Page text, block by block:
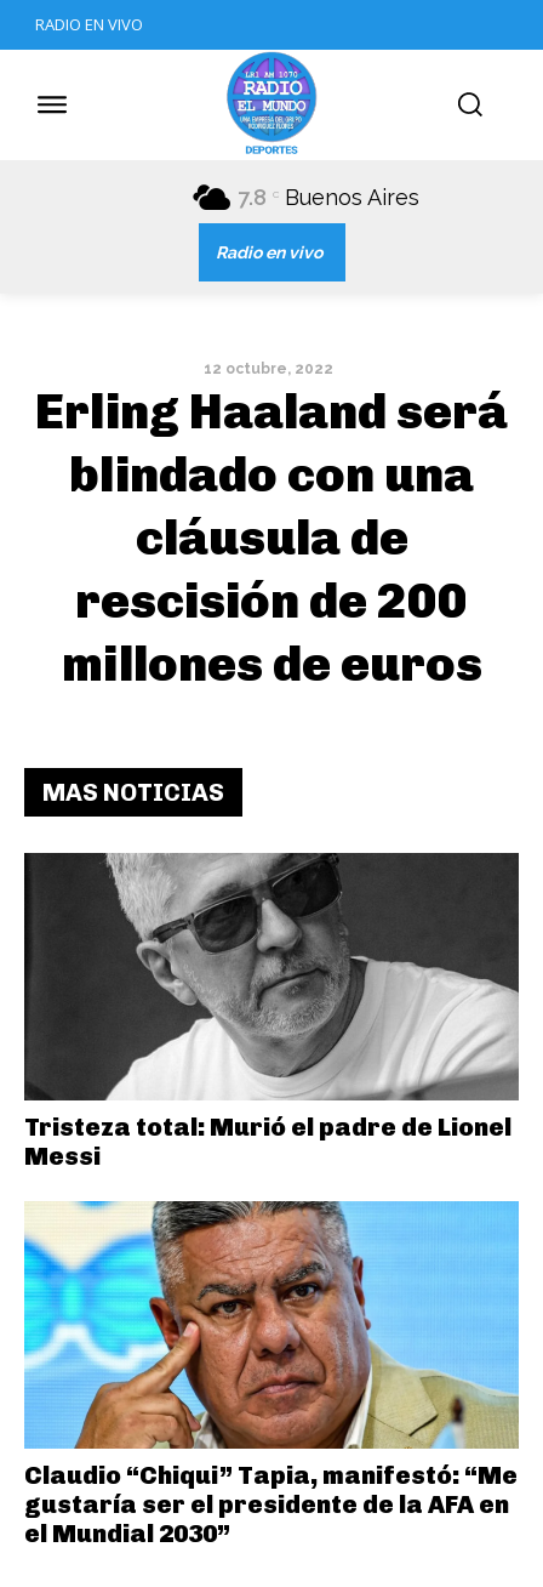
RADIO EN VIVO
7.8 C Buenos Aires
Radio en vivo
12 octubre, 2022
Erling Haaland será
blindado con una
cláusula de
rescisión de 200
millones de euros
MAS NOTICIAS
Tristeza total: Murió el padre de Lionel
Messi
Claudio “Chiqui” Tapia, manifestó: “Me
gustaría ser el presidente de la AFA en
el Mundial 2030”